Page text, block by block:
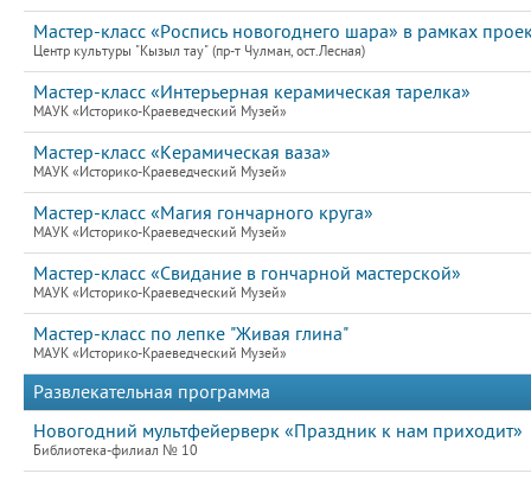
Мастер-класс «Роспись новогоднего шара» в рамках
Центр культуры "Кызыл тау" (пр-т Чулман, ост.Лесная)
Мастер-класс «Интерьерная керамическая тарелка»
МАУК «Историко-Краеведческий Музей»
Мастер-класс «Керамическая ваза»
МАУК «Историко-Краеведческий Музей»
Мастер-класс «Магия гончарного круга»
МАУК «Историко-Краеведческий Музей»
Мастер-класс «Свидание в гончарной мастерской»
МАУК «Историко-Краеведческий Музей»
Мастер-класс по лепке "Живая глина"
МАУК «Историко-Краеведческий Музей»
Развлекательная программа
Новогодний мультфейерверк «Праздник к нам приходит»
Библиотека-филиал № 10